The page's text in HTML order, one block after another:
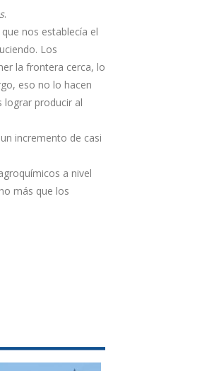
.
nos establecía el
Los
la frontera cerca, lo
eso no lo hacen
producir al
incremento de casi
a nivel
más que los